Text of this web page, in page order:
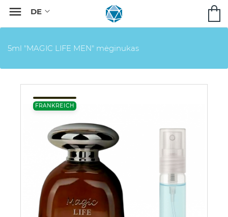

5ml "MAGIC LIFE MEN" mėginukas
FRANKREICH